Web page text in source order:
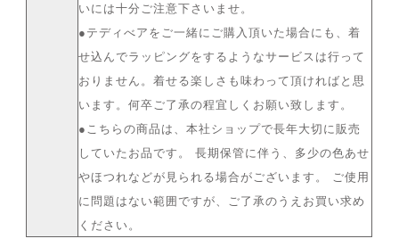
いには十分ご注意下さいませ。
●テディべアをご一緒にご購入頂いた場合にも、着
せ込んでラッピングをするようなサービスは行って
おりません。着せる楽しさも味わって頂ければと思
います。何卒ご了承の程宜しくお願い致します。
●こちらの商品は、本社ショップで長年大切に販売
していたお品です。 長期保管に伴う、多少の色あせ
やほつれなどが見られる場合がございます。 ご使用
に問題はない範囲ですが、ご了承のうえお買い求め
ください。